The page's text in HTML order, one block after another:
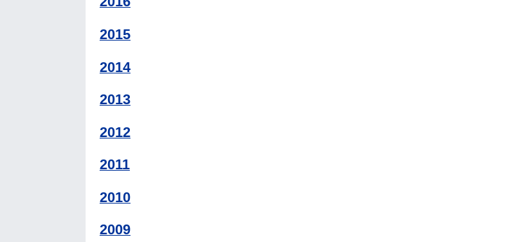
2015
2014
2013
2012
2011
2010
2009